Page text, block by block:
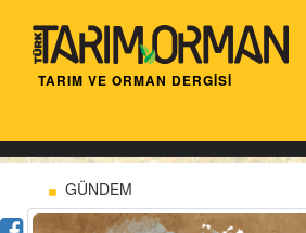
TARIM VE ORMAN DERGİSİ
GÜNDEM